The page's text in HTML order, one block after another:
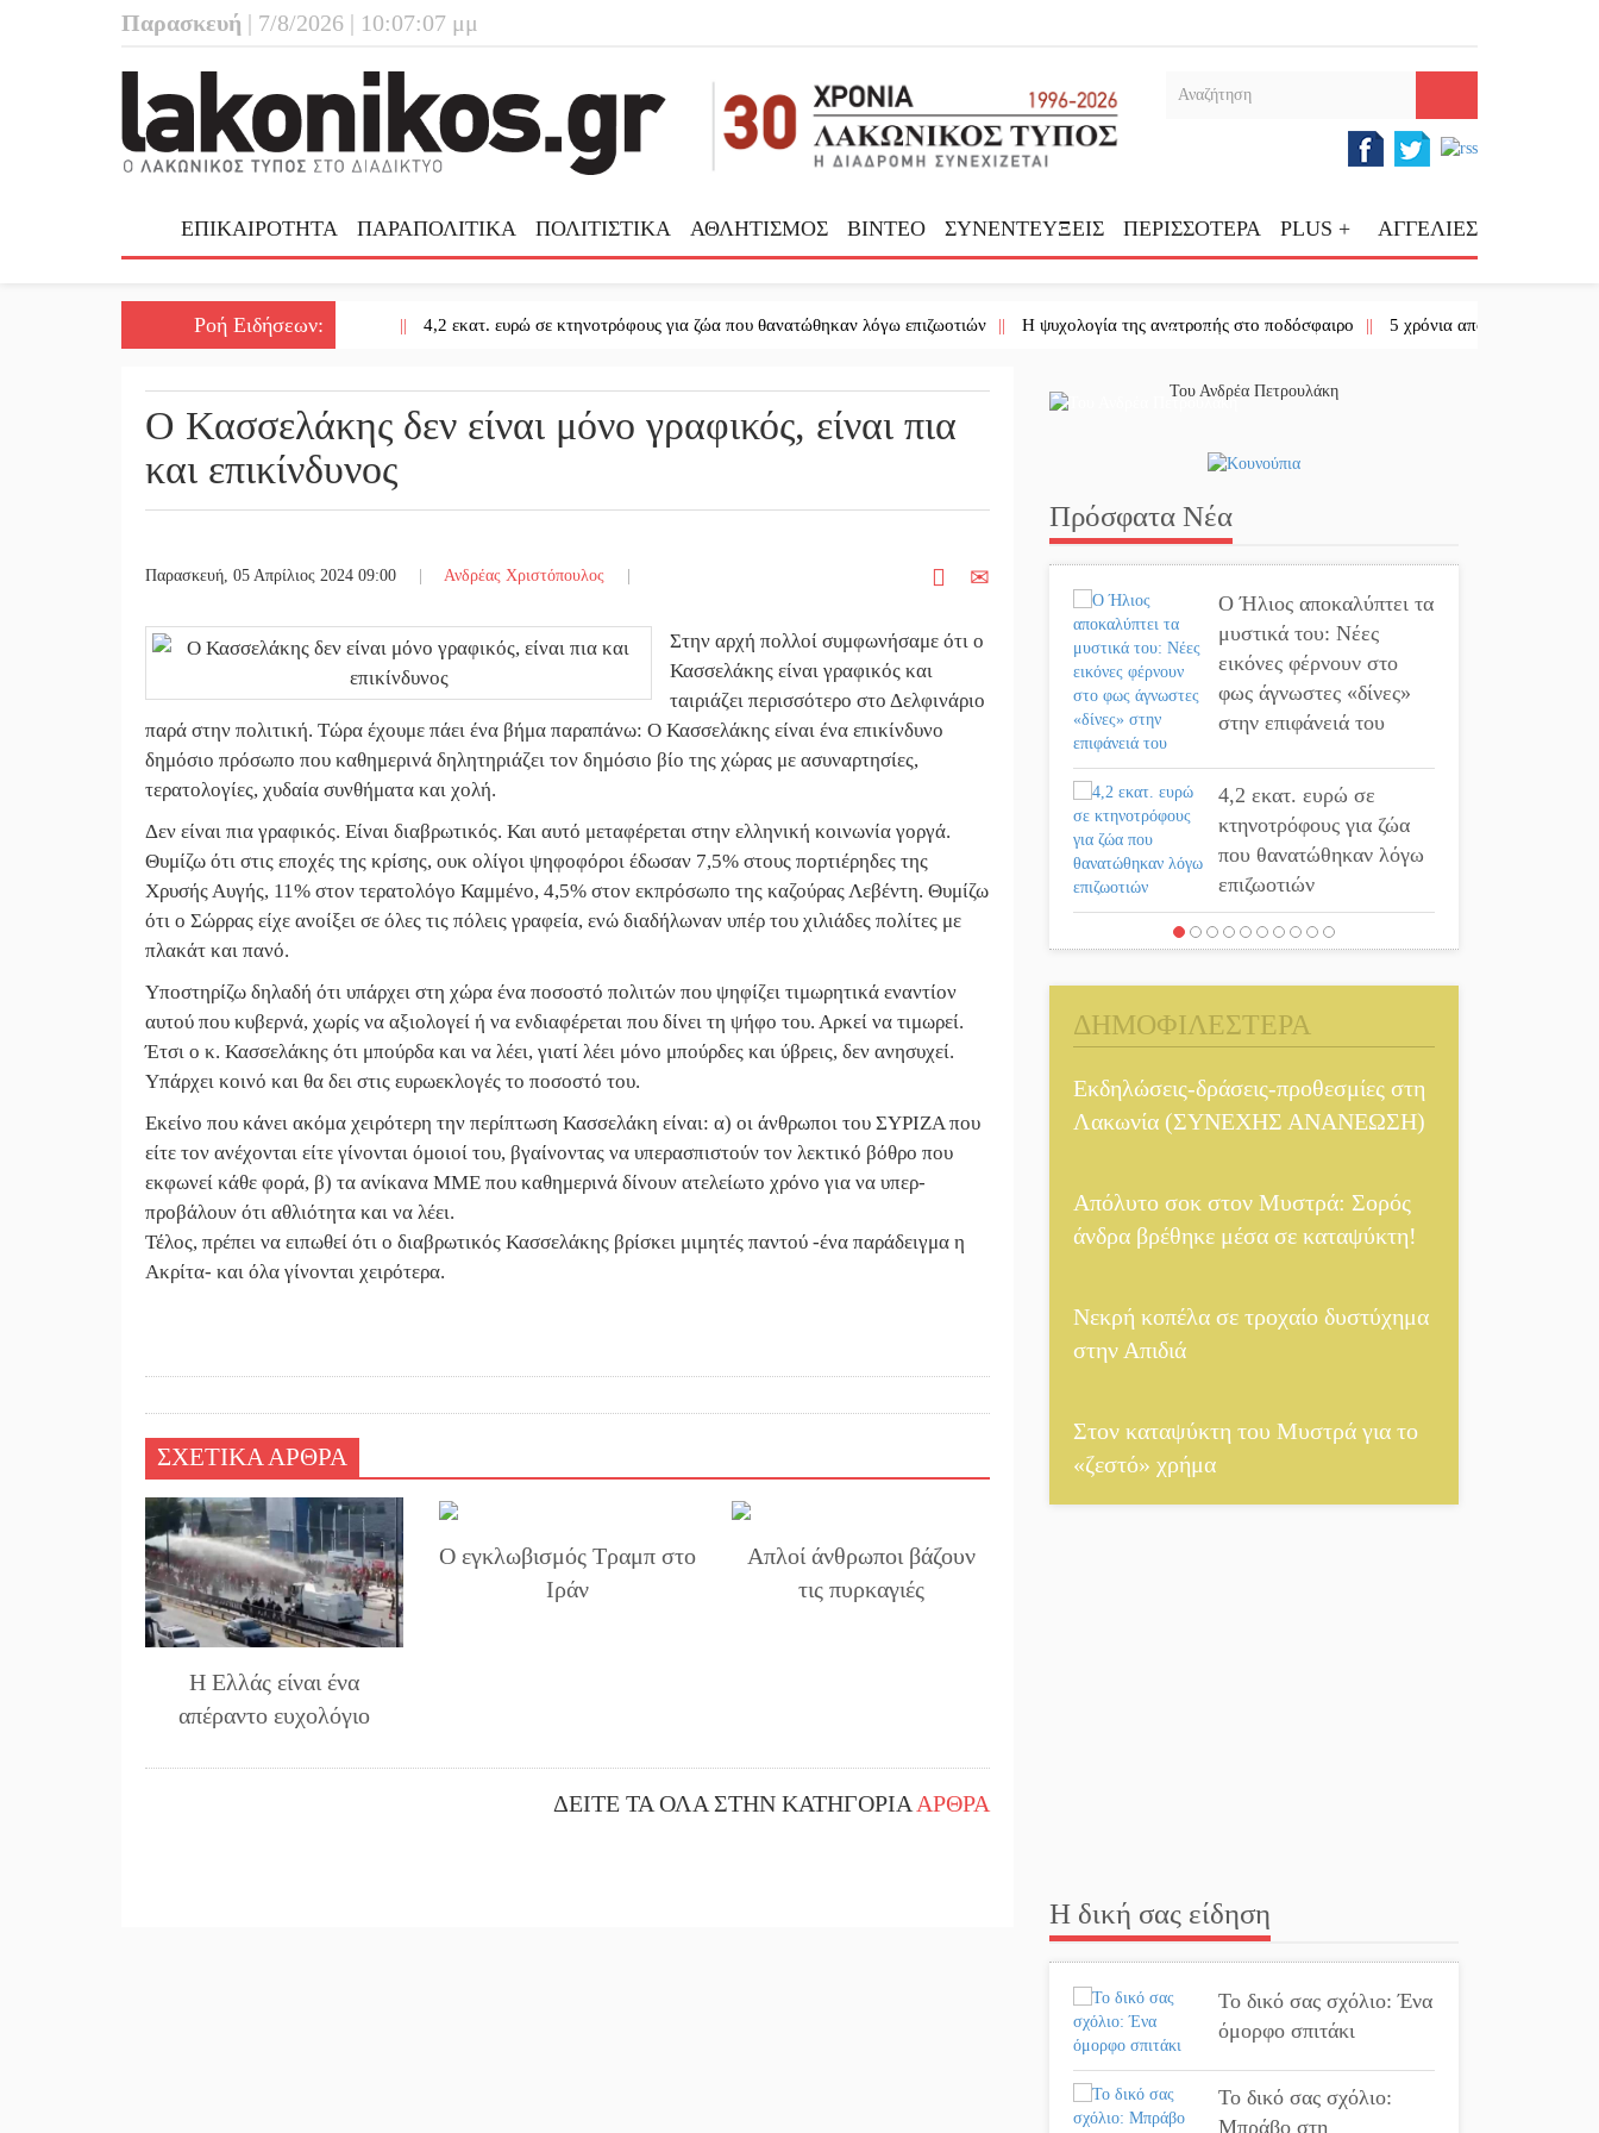
Παρασκευή | 7/8/2026 | 10:07:07 μμ
ΕΠΙΚΑΙΡΟΤΗΤΑ ΠΑΡΑΠΟΛΙΤΙΚΑ ΠΟΛΙΤΙΣΤΙΚΑ ΑΘΛΗΤΙΣΜΟΣ ΒΙΝΤΕΟ ΣΥΝΕΝΤΕΥΞΕΙΣ ΠΕΡΙΣΣΟΤΕΡΑ PLUS + ΑΓΓΕΛΙΕΣ
Ροή Ειδήσεων: 4,2 εκατ. ευρώ σε κτηνοτρόφους για ζώα που θανατώθηκαν λόγω επιζωοτιών || Η ψυχολογία της ανατροπής στο ποδόσφαιρο || 5 χρόνια από την επανασύσταση
Ο Κασσελάκης δεν είναι μόνο γραφικός, είναι πια
και επικίνδυνος
Παρασκευή, 05 Απρίλιος 2024 09:00 Ανδρέας Χριστόπουλος
Στην αρχή πολλοί συμφωνήσαμε ότι ο
Κασσελάκης είναι γραφικός και
ταιριάζει περισσότερο στο Δελφινάριο
παρά στην πολιτική. Τώρα έχουμε πάει ένα βήμα παραπάνω: Ο Κασσελάκης είναι ένα επικίνδυνο
δημόσιο πρόσωπο που καθημερινά δηλητηριάζει τον δημόσιο βίο της χώρας με ασυναρτησίες,
τερατολογίες, χυδαία συνθήματα και χολή.
Δεν είναι πια γραφικός. Είναι διαβρωτικός. Και αυτό μεταφέρεται στην ελληνική κοινωνία γοργά.
Θυμίζω ότι στις εποχές της κρίσης, ουκ ολίγοι ψηφοφόροι έδωσαν 7,5% στους πορτιέρηδες της
Χρυσής Αυγής, 11% στον τερατολόγο Καμμένο, 4,5% στον εκπρόσωπο της καζούρας Λεβέντη. Θυμίζω
ότι ο Σώρρας είχε ανοίξει σε όλες τις πόλεις γραφεία, ενώ διαδήλωναν υπέρ του χιλιάδες πολίτες με
πλακάτ και πανό.
Υποστηρίζω δηλαδή ότι υπάρχει στη χώρα ένα ποσοστό πολιτών που ψηφίζει τιμωρητικά εναντίον
αυτού που κυβερνά, χωρίς να αξιολογεί ή να ενδιαφέρεται που δίνει τη ψήφο του. Αρκεί να τιμωρεί.
Έτσι ο κ. Κασσελάκης ότι μπούρδα και να λέει, γιατί λέει μόνο μπούρδες και ύβρεις, δεν ανησυχεί.
Υπάρχει κοινό και θα δει στις ευρωεκλογές το ποσοστό του.
Εκείνο που κάνει ακόμα χειρότερη την περίπτωση Κασσελάκη είναι: α) οι άνθρωποι του ΣΥΡΙΖΑ που
είτε τον ανέχονται είτε γίνονται όμοιοί του, βγαίνοντας να υπερασπιστούν τον λεκτικό βόθρο που
εκφωνεί κάθε φορά, β) τα ανίκανα ΜΜΕ που καθημερινά δίνουν ατελείωτο χρόνο για να υπερ-
προβάλουν ότι αθλιότητα και να λέει.
Τέλος, πρέπει να ειπωθεί ότι ο διαβρωτικός Κασσελάκης βρίσκει μιμητές παντού -ένα παράδειγμα η
Ακρίτα- και όλα γίνονται χειρότερα.
ΣΧΕΤΙΚΑ ΑΡΘΡΑ
Η Ελλάς είναι ένα
απέραντο ευχολόγιο
Ο εγκλωβισμός Τραμπ στο
Ιράν
Απλοί άνθρωποι βάζουν
τις πυρκαγιές
ΔΕΙΤΕ ΤΑ ΟΛΑ ΣΤΗΝ ΚΑΤΗΓΟΡΙΑ ΑΡΘΡΑ
Το κλίκ της ημέρας
Του Ανδρέα Πετρουλάκη
Πρόσφατα Νέα
Ο Ήλιος αποκαλύπτει τα
μυστικά του: Νέες
εικόνες φέρνουν στο
φως άγνωστες «δίνες»
στην επιφάνειά του
4,2 εκατ. ευρώ σε
κτηνοτρόφους για ζώα
που θανατώθηκαν λόγω
επιζωοτιών
Η ψυχολογία της
Ένα «ταξίδι» τέχνης και
χρωμάτων στη Νεάπολη
ζωντανή την τέχνη της
πέτρας
Ελεωνόρας Ζουγανέλη
πρόγραμμα δίνει
Αύγουστο του Λαχίου
Έλος
Στο Γύθειο η Άντζελα
Γκερέκου
Νταλίκα έπεσε σε
Νεκρός ο 48χρονος
ΔΗΜΟΦΙΛΕΣΤΕΡΑ
Εκδηλώσεις-δράσεις-προθεσμίες στη
Λακωνία (ΣΥΝΕΧΗΣ ΑΝΑΝΕΩΣΗ)
Απόλυτο σοκ στον Μυστρά: Σορός
άνδρα βρέθηκε μέσα σε καταψύκτη!
Νεκρή κοπέλα σε τροχαίο δυστύχημα
στην Απιδιά
Στον καταψύκτη του Μυστρά για το
«ζεστό» χρήμα
Η δική σας είδηση
Το δικό σας σχόλιο: Ένα
όμορφο σπιτάκι
Το δικό σας σχόλιο:
Μπράβο στη